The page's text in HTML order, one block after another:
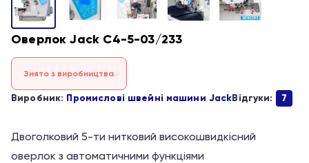
Оверлок Jack C4-5-03/233
Знято з виробництва
Виробник: Промислові швейні машини JackВідгуки: 7
Двоголковий 5-ти нитковий високошвидкісний
оверлок з автоматичними функціями